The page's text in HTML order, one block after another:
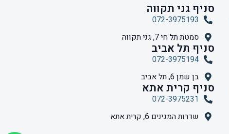
סניף גני תקווה
072-3975193
סמטת תל חי 7, גני תקווה
סניף תל אביב
072-3975194
בן שמן 6, תל אביב
סניף קרית אתא
072-3975231
שדרות המגינים 6, קרית אתא